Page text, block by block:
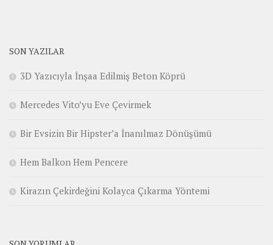
SON YAZILAR
3D Yazıcıyla İnşaa Edilmiş Beton Köprü
Mercedes Vito’yu Eve Çevirmek
Bir Evsizin Bir Hipster’a İnanılmaz Dönüşümü
Hem Balkon Hem Pencere
Kirazın Çekirdeğini Kolayca Çıkarma Yöntemi